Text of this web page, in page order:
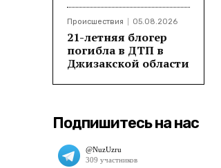
Происшествия 05.08.2026
21-летняя блогер
погибла в ДТП в
Джизакской области
Подпишитесь на нас